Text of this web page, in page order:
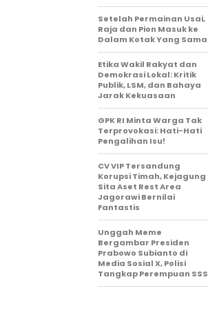
Setelah Permainan Usai,
Raja dan Pion Masuk ke
Dalam Kotak Yang Sama
Etika Wakil Rakyat dan
Demokrasi Lokal: Kritik
Publik, LSM, dan Bahaya
Jarak Kekuasaan
GPK RI Minta Warga Tak
Terprovokasi: Hati-Hati
Pengalihan Isu!
CV VIP Tersandung
Korupsi Timah, Kejagung
Sita Aset Rest Area
Jagorawi Bernilai
Fantastis
Unggah Meme
Bergambar Presiden
Prabowo Subianto di
Media Sosial X, Polisi
Tangkap Perempuan SSS